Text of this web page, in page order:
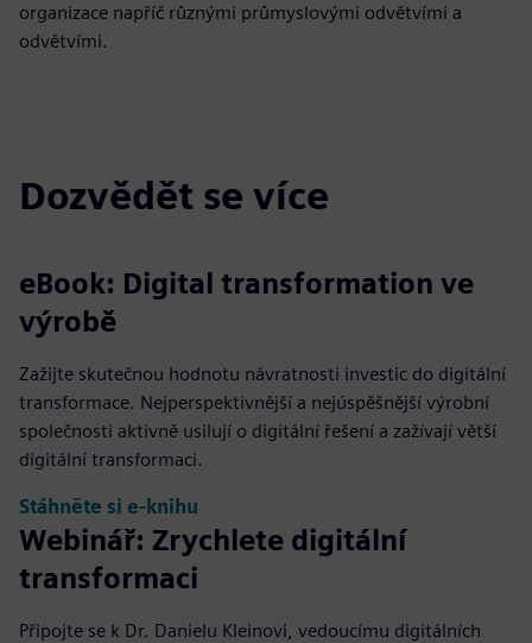
organizace napříč různými průmyslovými odvětvími a
odvětvími.
Dozvědět se více
eBook: Digital transformation ve
výrobě
Zažijte skutečnou hodnotu návratnosti investic do digitální
transformace. Nejperspektivnější a nejúspěšnější výrobní
společnosti aktivně usilují o digitální řešení a zažívají větší
digitální transformaci.
Stáhněte si e-knihu
Webinář: Zrychlete digitální
transformaci
Připojte se k Dr. Danielu Kleinovi, vedoucímu digitálních